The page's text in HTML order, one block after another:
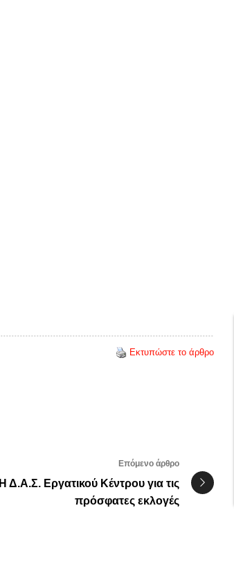
Εκτυπώστε το άρθρο
Επόμενο άρθρο
Η Δ.Α.Σ. Εργατικού Κέντρου για τις
πρόσφατες εκλογές